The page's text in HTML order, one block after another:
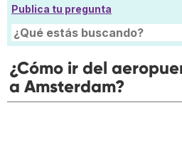
Publica tu pregunta
¿Cómo ir del
a Amsterdam?